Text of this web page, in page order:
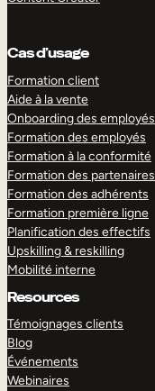
Cas d’usage
Formation client
Aide à la vente
Onboarding des employés
Formation des employés
Formation à la conformité
Formation des partenaires
Formation des adhérents
Formation première ligne
Planification des effectifs
Upskilling & reskilling
Mobilité interne
Resources
Témoignages clients
Blog
Événements
Webinaires